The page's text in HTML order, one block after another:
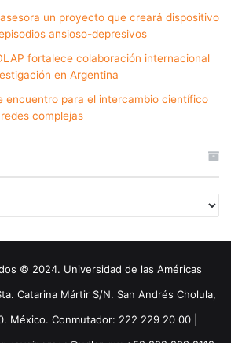
un proyecto que creará dispositivo
ansioso-depresivos
fortalece colaboración internacional
en Argentina
encuentro para el intercambio científico
complejas
© 2024. Universidad de las Américas
Catarina Mártir S/N. San Andrés Cholula,
México. Conmutador: 222 229 20 00 |